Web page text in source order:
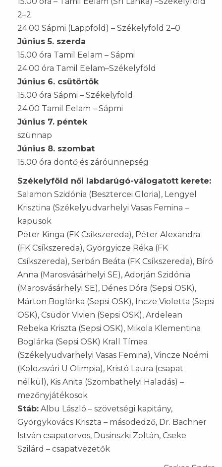
2–2
24.00 Sápmi (Lappföld) – Székelyföld 2–0
Június 5. szerda
15.00 óra Tamil Eelam – Sápmi
24.00 óra Tamil Eelam–Székelyföld
Június 6. csütörtök
15.00 óra Sápmi – Székelyföld
24.00 Tamil Eelam – Sápmi
Június 7. péntek
szünnap
Június 8. szombat
15.00 óra döntő és záróünnepség
Székelyföld női labdarúgó-válogatott kerete:
Salamon Szidónia (Besztercei Gloria), Lengyel
Krisztina (Székelyudvarhelyi Vasas Femina –
kapusok
Péter Kinga (FK Csíkszereda), Péter Alexandra
(FK Csíkszereda), Györgyicze Réka (FK
Csíkszereda), Serbán Beáta (FK Csíkszereda), Bíró
Anna (Marosvásárhelyi SE), Adorján Szidónia
(Marosvásárhelyi SE), Dénes Dóra (Sepsi OSK),
Márton Boglárka (Sepsi OSK), Incze Violetta (Sepsi
OSK), Csüdör Vivien (Sepsi OSK), Ardelean
Rebeka Kriszta (Sepsi OSK), Mikola Klementina
Boglárka (Sepsi OSK) Krall Tímea
(Székelyudvarhelyi Vasas Femina), Vincze Noémi
(Kolozsvári U Olimpia), Kristó Laura (csapat
nélkül), Kis Anita (Szombathelyi Haladás) –
mezőnyjátékosok
Stáb: Albu László – szövetségi kapitány,
Györgykovács Kriszta – másodedző, Dr. Bachner
István csapatorvos, Dusinszki Zoltán, Cseke
Szilárd – csapatvezetők